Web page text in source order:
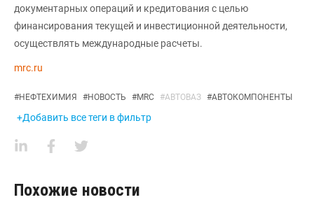
документарных операций и кредитования с целью
финансирования текущей и инвестиционной деятельности,
осуществлять международные расчеты.
mrc.ru
#НЕФТЕХИМИЯ #НОВОСТЬ #MRC #АВТОВАЗ #АВТОКОМПОНЕНТЫ
+Добавить все теги в фильтр
Похожие новости